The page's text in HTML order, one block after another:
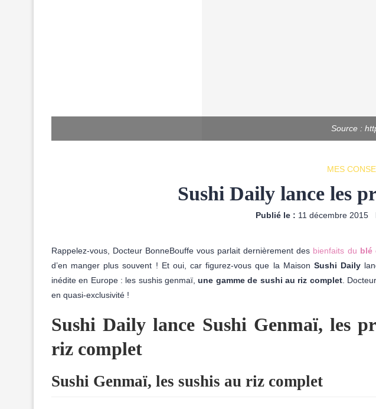
Source :
MES
Sushi Daily lance les
Publié le : 11 décembre 2015
Rappelez-vous, Docteur BonneBouffe vous parlait dernièrement des bienfaits du blé
d’en manger plus souvent ! Et oui, car figurez-vous que la Maison Sushi Daily
inédite en Europe : les sushis genmaï,une gamme de sushi au riz complet.
en quasi-exclusivité !
Sushi Daily lance Sushi Genmaï, les
riz complet
Sushi Genmaï, les sushis au riz complet